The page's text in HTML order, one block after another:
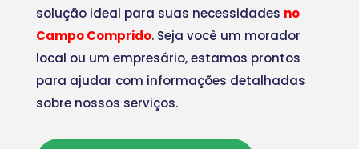
solução ideal para suas necessidades no
Campo Comprido. Seja você um morador
local ou um empresário, estamos prontos
para ajudar com informações detalhadas
sobre nossos serviços.